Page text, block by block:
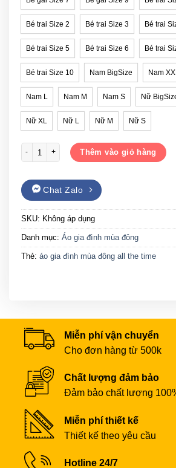
Bé trai Size 2 Bé trai Size 3 Bé trai
Bé trai Size 5 Bé trai Size 6 Bé trai
Bé trai Size 10 Nam BigSize Nam
Nam L Nam M Nam S Nữ
Nữ XL Nữ L Nữ M Nữ S
Áo gia đình mùa đông all the time số lượng
Thêm vào giỏ hàng
Chat Zalo
SKU: Không áp dụng
Danh mục: Áo gia đình mùa đông
Thẻ: áo gia đình mùa đông all the time
Miễn phí vận chuyển
Cho đơn hàng từ 500k
Chất lượng đảm bảo
Đảm bảo chất lượng
Miễn phí thiết kế
Thiết kế theo yêu cầu
Hotline 24/7